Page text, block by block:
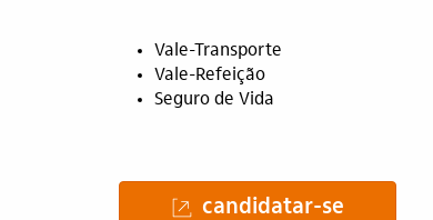
Vale-Transporte
Vale-Refeição
Seguro de Vida
candidatar-se